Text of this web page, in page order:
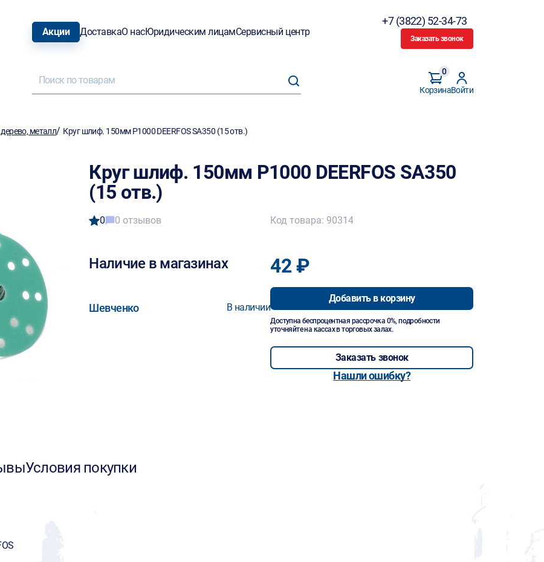
Акции ДоставкаО насЮридическим лицамСервисный центр
+7 (3822) 52-34-73
Заказать звонок
Корзина
0
Войти
металл/ Круг шлиф. 150мм P1000 DEERFOS SA350 (15 отв.)
Круг шлиф. 150мм P1000 DEERFOS SA350
(15 отв.)
0 0 отзывов
Наличие в магазинах
Шевченко В наличии
Код товара: 90314
42 ₽
Добавить в корзину
Доступна беспроцентная рассрочка 0%, подробности
уточняйте на кассах в торговых залах.
Заказать звонок
Нашли ошибку?
Условия покупки